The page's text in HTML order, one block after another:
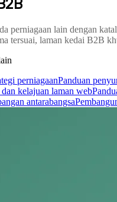
perniagaan lain dengan
tersuai, laman kedai B2B
perniagaanPanduan
dan kelajuan laman web
antarabangsa